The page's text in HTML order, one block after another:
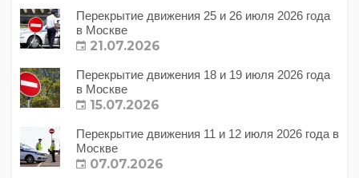
Перекрытие движения 25 и 26 июля 2026 года
в Москве
21.07.2026
Перекрытие движения 18 и 19 июля 2026 года
в Москве
15.07.2026
Перекрытие движения 11 и 12 июля 2026 года в
Москве
07.07.2026